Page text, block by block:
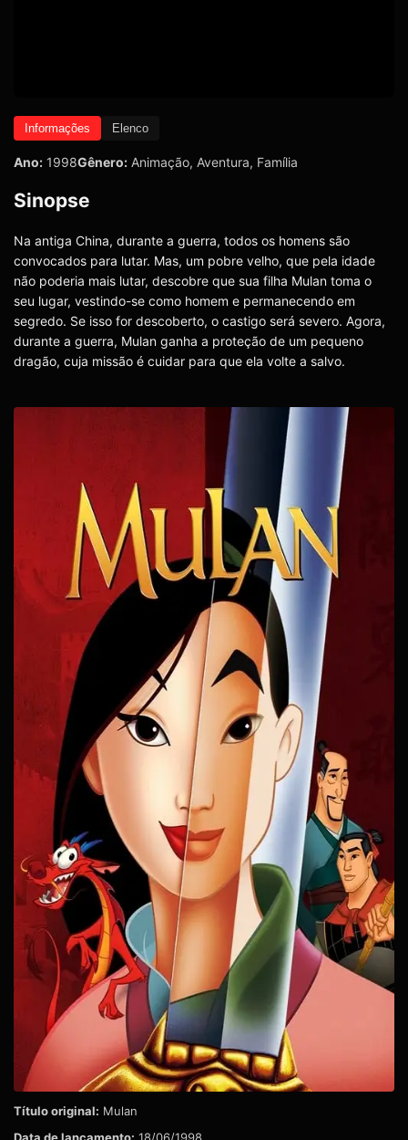
Informações Elenco
Ano: 1998Gênero: Animação, Aventura, Família
Sinopse
Na antiga China, durante a guerra, todos os homens são
convocados para lutar. Mas, um pobre velho, que pela idade
não poderia mais lutar, descobre que sua filha Mulan toma o
seu lugar, vestindo-se como homem e permanecendo em
segredo. Se isso for descoberto, o castigo será severo. Agora,
durante a guerra, Mulan ganha a proteção de um pequeno
dragão, cuja missão é cuidar para que ela volte a salvo.
Título original: Mulan